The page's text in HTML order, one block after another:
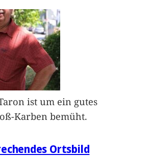
ist um ein gutes
Karben bemüht.
Ortsbild